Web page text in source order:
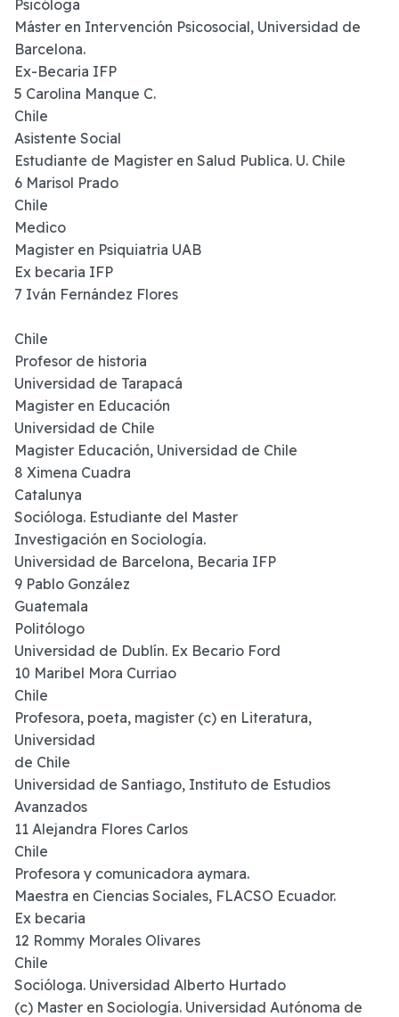
Psicóloga
Máster en Intervención Psicosocial, Universidad de
Barcelona.
Ex-Becaria IFP
5 Carolina Manque C.
Chile
Asistente Social
Estudiante de Magister en Salud Publica. U. Chile
6 Marisol Prado
Chile
Medico
Magister en Psiquiatria UAB
Ex becaria IFP
7 Iván Fernández Flores
Chile
Profesor de historia
Universidad de Tarapacá
Magister en Educación
Universidad de Chile
Magister Educación, Universidad de Chile
8 Ximena Cuadra
Catalunya
Socióloga. Estudiante del Master
Investigación en Sociología.
Universidad de Barcelona, Becaria IFP
9 Pablo González
Guatemala
Politólogo
Universidad de Dublín. Ex Becario Ford
10 Maribel Mora Curriao
Chile
Profesora, poeta, magister (c) en Literatura,
Universidad
de Chile
Universidad de Santiago, Instituto de Estudios
Avanzados
11 Alejandra Flores Carlos
Chile
Profesora y comunicadora aymara.
Maestra en Ciencias Sociales, FLACSO Ecuador.
Ex becaria
12 Rommy Morales Olivares
Chile
Socióloga. Universidad Alberto Hurtado
(c) Master en Sociología. Universidad Autónoma de